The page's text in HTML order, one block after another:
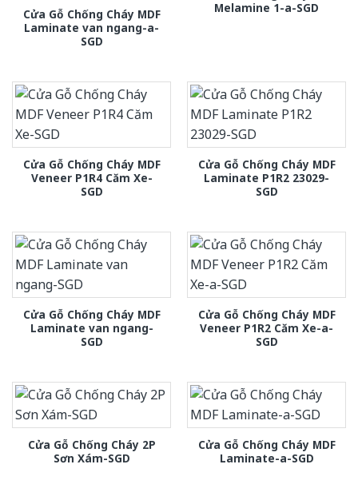
Cửa Gỗ Chống Cháy MDF
Laminate van ngang-a-
SGD
Melamine 1-a-SGD
Cửa Gỗ Chống Cháy MDF
Veneer P1R4 Căm Xe-
SGD
Cửa Gỗ Chống Cháy MDF
Laminate P1R2 23029-
SGD
Cửa Gỗ Chống Cháy MDF
Laminate van ngang-
SGD
Cửa Gỗ Chống Cháy MDF
Veneer P1R2 Căm Xe-a-
SGD
Cửa Gỗ Chống Cháy 2P
Sơn Xám-SGD
Cửa Gỗ Chống Cháy MDF
Laminate-a-SGD